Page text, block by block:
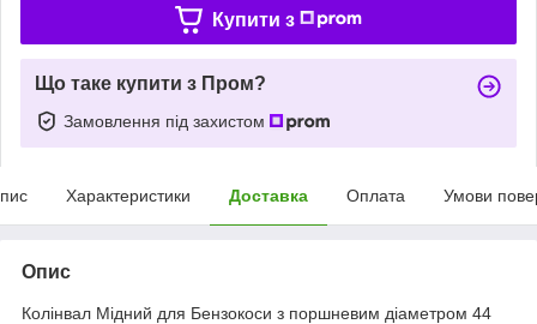
Купити з
Що таке купити з Пром?
Замовлення під захистом
Характеристики Доставка Оплата Умови
Опис
Колінвал Мідний для Бензокоси з поршневим діаметром 44